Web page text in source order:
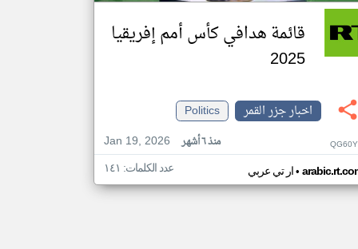
قائمة هدافي كأس أمم إفريقيا
2025
اخبار جزر القمر
Politics
Jan 19, 2026
منذ ٦ أشهر
ار تي عربي• عدد الكلمات: ١٤١